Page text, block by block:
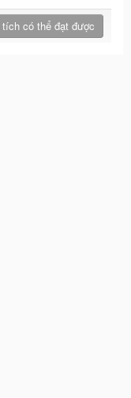
có thể đạt được